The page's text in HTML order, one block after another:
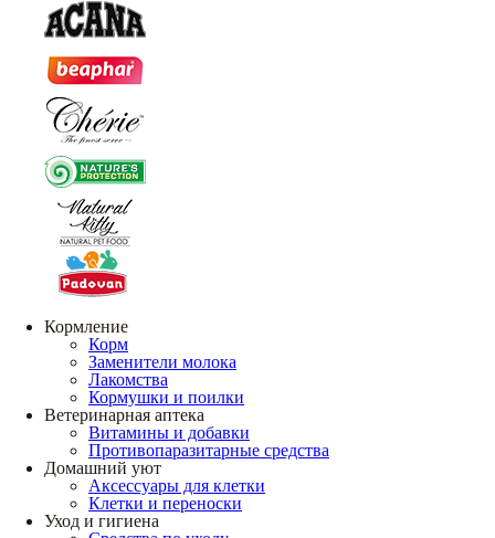
Кормление
Корм
Заменители молока
Лакомства
Кормушки и поилки
Ветеринарная аптека
Витамины и добавки
Противопаразитарные средства
Домашний уют
Аксессуары для клетки
Клетки и переноски
Уход и гигиена